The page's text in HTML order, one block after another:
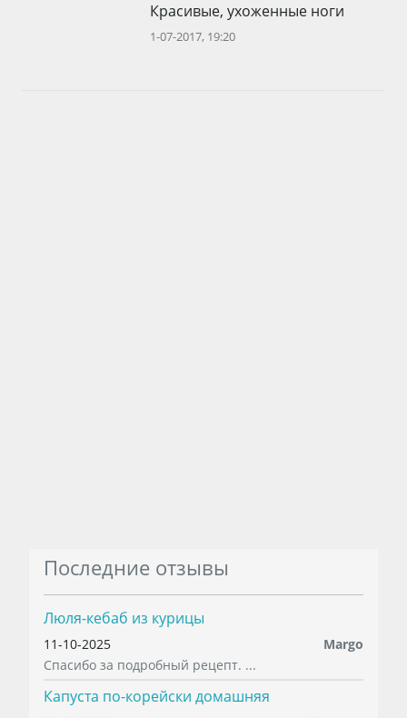
Красивые, ухоженные ноги
1-07-2017, 19:20
Последние отзывы
Люля-кебаб из курицы
11-10-2025
Margo
Спасибо за подробный рецепт. ...
Капуста по-корейски домашняя